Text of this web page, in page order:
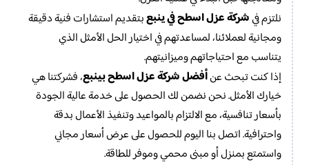
نلتزم فيشركة عزل اسطح في ينبعبتقديم استشارات فنية دقيقة
ومجانية لعملائنا، لمساعدتهم في اختيار الحل الأمثل الذي
يتناسب مع احتياجاتهم وميزانيتهم.
إذا كنت تبحث عنأفضل شركة عزل اسطح بينبع، فشركتنا هي
خيارك الأمثل. نحن نضمن لك الحصول على خدمة عالية الجودة
بأسعار تنافسية، مع الالتزام بالمواعيد وتنفيذ الأعمال بدقة
واحترافية. اتصل بنا اليوم للحصول على عرض أسعار مجاني
واستمتع بمنزل أو مبنى محمي وموفر للطاقة.